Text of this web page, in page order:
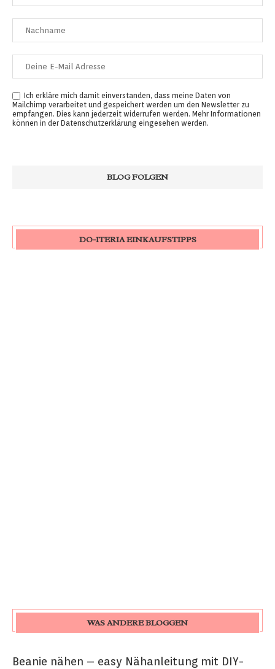
Ich erkläre mich damit einverstanden, dass meine Daten von
Mailchimp verarbeitet und gespeichert werden um den Newsletter zu
empfangen. Dies kann jederzeit widerrufen werden. Mehr Informationen
können in der Datenschutzerklärung eingesehen werden.
DO-ITERIA EINKAUFSTIPPS
WAS ANDERE BLOGGEN
Beanie nähen – easy Nähanleitung mit DIY-